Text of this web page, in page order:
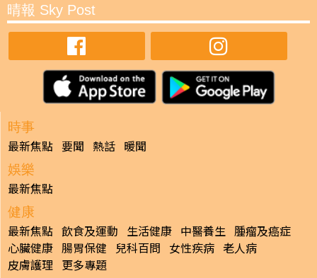
晴報 Sky Post
時事
最新焦點 要聞 熱話 暖聞
娛樂
最新焦點
健康
最新焦點 飲食及運動 生活健康 中醫養生 腫瘤及癌症
心臟健康 腸胃保健 兒科百問 女性疾病 老人病
皮膚護理 更多專題